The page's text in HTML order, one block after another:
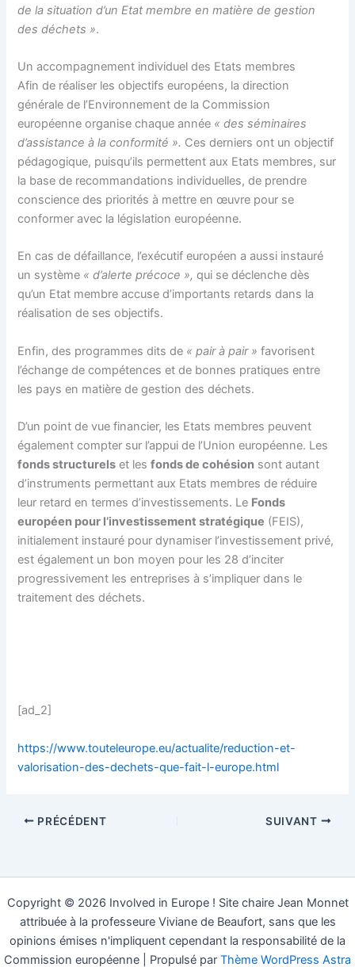
de la situation d’un Etat membre en matière de gestion
des déchets ».
Un accompagnement individuel des Etats membres
Afin de réaliser les objectifs européens, la direction
générale de l’Environnement de la Commission
européenne organise chaque année « des séminaires
d’assistance à la conformité ». Ces derniers ont un objectif
pédagogique, puisqu’ils permettent aux Etats membres, sur
la base de recommandations individuelles, de prendre
conscience des priorités à mettre en œuvre pour se
conformer avec la législation européenne.
En cas de défaillance, l’exécutif européen a aussi instauré
un système « d’alerte précoce »,qui se déclenche dès
qu’un Etat membre accuse d’importants retards dans la
réalisation de ses objectifs.
Enfin, des programmes dits de « pair à pair » favorisent
l’échange de compétences et de bonnes pratiques entre
les pays en matière de gestion des déchets.
D’un point de vue financier, les Etats membres peuvent
également compter sur l’appui de l’Union européenne. Les
fonds structurels et lesfonds de cohésion sont autant
d’instruments permettant aux Etats membres de réduire
leur retard en termes d’investissements. Le Fonds
européen pour l’investissement stratégique (FEIS),
initialement instauré pour dynamiser l’investissement privé,
est également un bon moyen pour les 28 d’inciter
progressivement les entreprises à s’impliquer dans le
traitement des déchets.
[ad_2]
https://www.touteleurope.eu/actualite/reduction-et-
valorisation-des-dechets-que-fait-l-europe.html
PRÉCÉDENT SUIVANT
Copyright © 2026 Involved in Europe ! Site chaire Jean Monnet
attribuée à la professeure Viviane de Beaufort, sans que les
opinions émises n'impliquent cependant la responsabilité de la
Commission européenne | Propulsé par Thème WordPress Astra